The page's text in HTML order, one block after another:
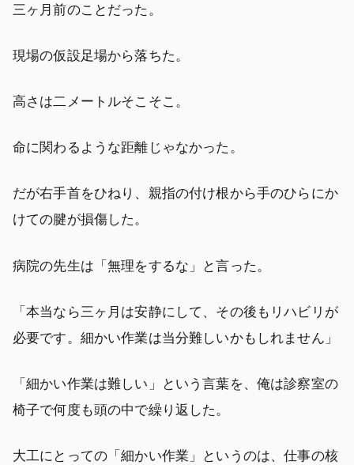
三ヶ月前のことだった。
現場の仮設足場から落ちた。
高さは二メートルそこそこ。
命に関わるような距離じゃなかった。
だが右手首をひねり、親指の付け根から手のひらにか
けての腱が損傷した。
病院の先生は「無理をするな」と言った。
「本当なら三ヶ月は安静にして、その後もリハビリが
必要です。細かい作業は当分難しいかもしれません」
「細かい作業は難しい」という言葉を、俺は診察室の
椅子で何度も頭の中で繰り返した。
大工にとっての「細かい作業」というのは、仕事の核